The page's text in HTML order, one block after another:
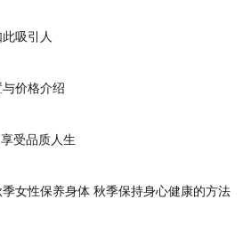
吸引人
价格介绍
受品质人生
女性保养身体 秋季保持身心健康的方法